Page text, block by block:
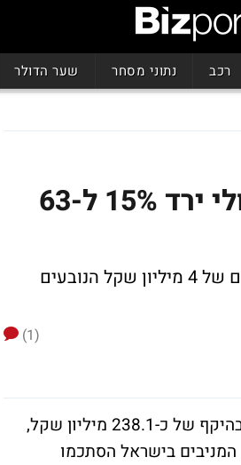
רכב נתוני מסחר שער הדולר
רבעון פושר לאלרוב נדל"ן: הרווח התפעולי ירד 15% ל-63
החברה רשמה גידול של 2% מדמי שכירות מנכסים מניבים והפסדים של 4 מיליון שקל הנובעים
(1)
חברת אלרוב נדלן מסכמת את הרבעון השלישי של 2013 עם הכנסות בהיקף של כ-238.1 מיליון שקל,
בישראל הסתכמו